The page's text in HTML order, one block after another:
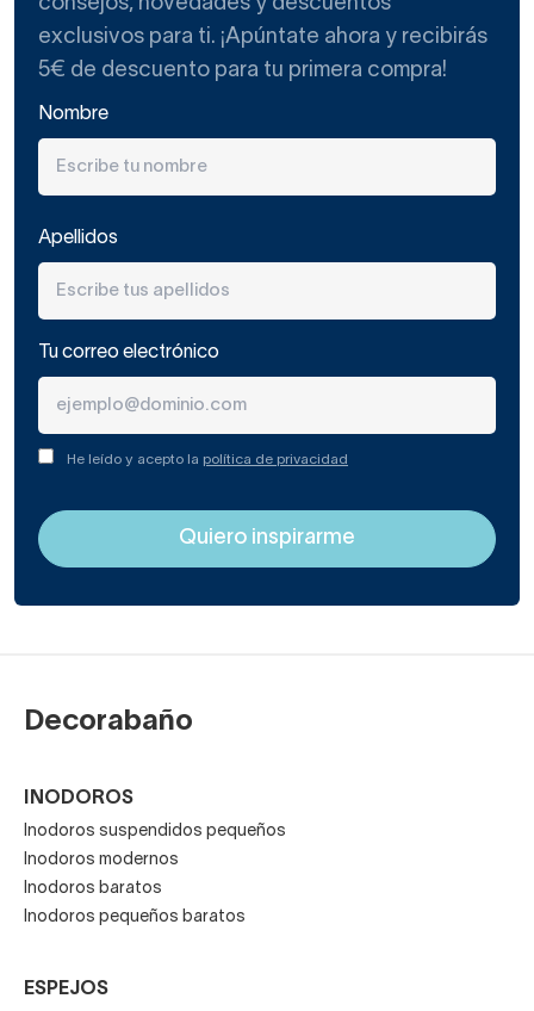
exclusivos para ti. ¡Apúntate ahora y recibirás
5€ de descuento para tu primera compra!
Nombre
Apellidos
Tu correo electrónico
He leído y acepto la política de privacidad
Decorabaño
INODOROS
Inodoros suspendidos pequeños
Inodoros modernos
Inodoros baratos
Inodoros pequeños baratos
ESPEJOS